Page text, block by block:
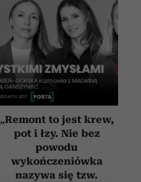
„Remont to jest krew,
pot i łzy. Nie bez
powodu
wykończeniówka
nazywa się tzw.